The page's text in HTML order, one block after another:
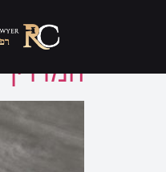
תגית:
המדריך